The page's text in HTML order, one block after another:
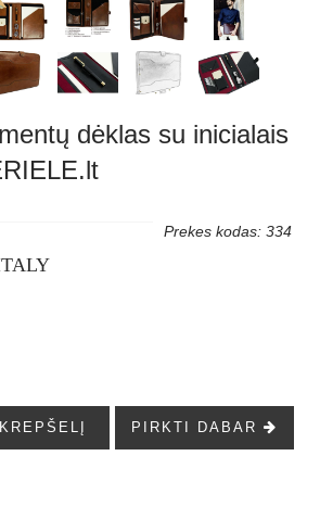
dėklas su inicialais
Prekes kodas: 334
PIRKTI DABAR